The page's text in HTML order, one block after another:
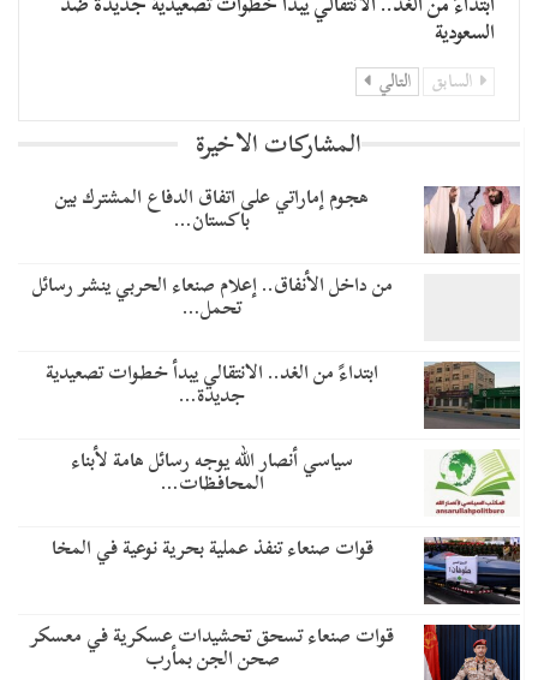
السعودية
السابق التالي
المشاركات الاخيرة
هجوم إماراتي على اتفاق الدفاع المشترك بين
باكستان…
من داخل الأنفاق.. إعلام صنعاء الحربي ينشر رسائل
تحمل…
​ابتداءً من الغد.. الانتقالي يبدأ خطوات تصعيدية
جديدة…
سياسي أنصار الله يوجه رسائل هامة لأبناء
المحافظات…
قوات صنعاء تنفذ عملية بحرية نوعية في المخا
قوات صنعاء تسحق تحشيدات عسكرية في معسكر
صحن الجن بمأرب